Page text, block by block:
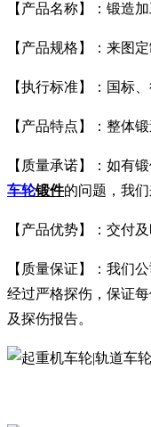
【产品名称】：锻造
【产品规格】：来图定
【执行标准】：国标
【产品特点】：整体
【质量承诺】：如有
车轮锻件的问题，我们
【产品优势】：交付
【质量保证】：我们
经过严格探伤，保证
及探伤报告。